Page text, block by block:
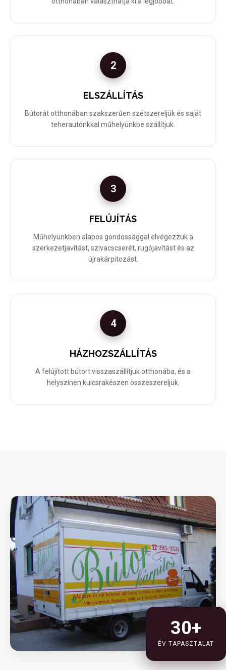
2
ELSZÁLLÍTÁS
Bútorát otthonában szakszerűen szétszereljük és saját
teherautónkkal műhelyünkbe szállítjuk.
3
FELÚJÍTÁS
Műhelyünkben alapos gondossággal elvégezzük a
szerkezetjavítást, szivacscserét, rugójavítást és az
újrakárpitozást.
4
HÁZHOZSZÁLLÍTÁS
A felújított bútort visszaszállítjuk otthonába, és a
helyszínen kulcsrakészen összeszereljük.
30+
ÉV TAPASZTALAT